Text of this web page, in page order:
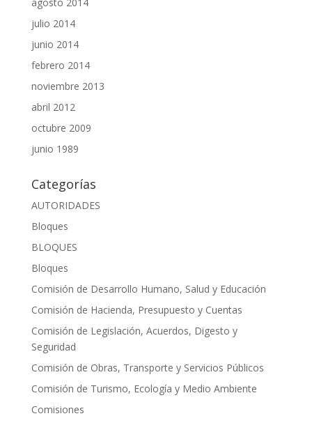
julio 2014
junio 2014
febrero 2014
noviembre 2013
abril 2012
octubre 2009
junio 1989
Categorías
AUTORIDADES
Bloques
BLOQUES
Bloques
Comisión de Desarrollo Humano, Salud y Educación
Comisión de Hacienda, Presupuesto y Cuentas
Comisión de Legislación, Acuerdos, Digesto y
Seguridad
Comisión de Obras, Transporte y Servicios Públicos
Comisión de Turismo, Ecología y Medio Ambiente
Comisiones